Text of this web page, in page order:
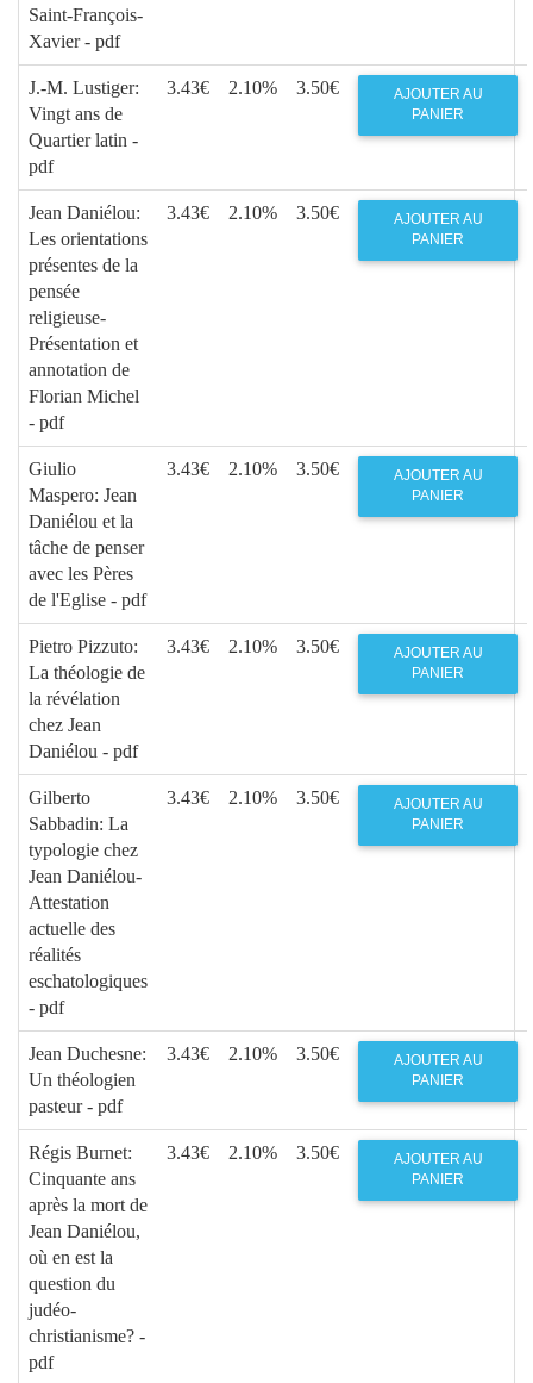
Saint-François-
Xavier - pdf
J.-M. Lustiger:
Vingt ans de
Quartier latin -
pdf
3.43€ 2.10% 3.50€
AJOUTER AU
PANIER
Jean Daniélou:
Les orientations
présentes de la
pensée
religieuse-
Présentation et
annotation de
Florian Michel
- pdf
3.43€ 2.10% 3.50€
AJOUTER AU
PANIER
Giulio
Maspero: Jean
Daniélou et la
tâche de penser
avec les Pères
de l'Eglise - pdf
3.43€ 2.10% 3.50€
AJOUTER AU
PANIER
Pietro Pizzuto:
La théologie de
la révélation
chez Jean
Daniélou - pdf
3.43€ 2.10% 3.50€
AJOUTER AU
PANIER
Gilberto
Sabbadin: La
typologie chez
Jean Daniélou-
Attestation
actuelle des
réalités
eschatologiques
- pdf
3.43€ 2.10% 3.50€
AJOUTER AU
PANIER
Jean Duchesne:
Un théologien
pasteur - pdf
3.43€ 2.10% 3.50€
AJOUTER AU
PANIER
Régis Burnet:
Cinquante ans
après la mort de
Jean Daniélou,
où en est la
question du
judéo-
christianisme? -
pdf
3.43€ 2.10% 3.50€
AJOUTER AU
PANIER